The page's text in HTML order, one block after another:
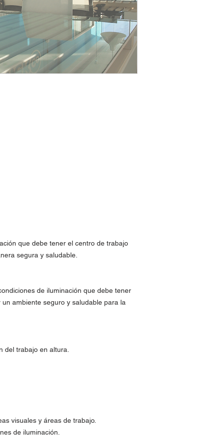
que debe tener el centro de trabajo
segura y saludable.
de iluminación que debe tener
ambiente seguro y saludable para la
del trabajo en altura.
visuales y áreas de trabajo.
de iluminación.